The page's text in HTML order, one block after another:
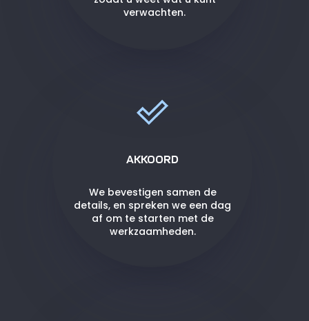
verwachten.
AKKOORD
We bevestigen samen de
details, en spreken we een dag
af om te starten met de
werkzaamheden.